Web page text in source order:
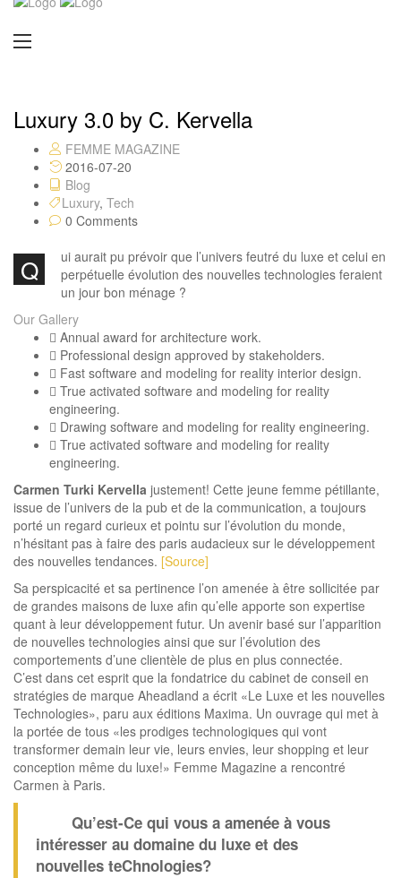
Luxury 3.0 by C. Kervella
FEMME MAGAZINE
2016-07-20
Blog
Luxury, Tech
0 Comments
Q
ui aurait pu prévoir que l’univers feutré du luxe et celui en
perpétuelle évolution des nouvelles technologies feraient
un jour bon ménage ?
Our Gallery
Annual award for architecture work.
Professional design approved by stakeholders.
Fast software and modeling for reality interior design.
True activated software and modeling for reality
engineering.
Drawing software and modeling for reality engineering.
True activated software and modeling for reality
engineering.
Carmen Turki Kervella justement! Cette jeune femme pétillante,
issue de l’univers de la pub et de la communication, a toujours
porté un regard curieux et pointu sur l’évolution du monde,
n’hésitant pas à faire des paris audacieux sur le développement
des nouvelles tendances. [Source]
Sa perspicacité et sa pertinence l’on amenée à être sollicitée par
de grandes maisons de luxe afin qu’elle apporte son expertise
quant à leur développement futur. Un avenir basé sur l’apparition
de nouvelles technologies ainsi que sur l’évolution des
comportements d’une clientèle de plus en plus connectée.
C’est dans cet esprit que la fondatrice du cabinet de conseil en
stratégies de marque Aheadland a écrit «Le Luxe et les nouvelles
Technologies», paru aux éditions Maxima. Un ouvrage qui met à
la portée de tous «les prodiges technologiques qui vont
transformer demain leur vie, leurs envies, leur shopping et leur
conception même du luxe!» Femme Magazine a rencontré
Carmen à Paris.
Qu’est-Ce qui vous a amenée à vous
intéresser au domaine du luxe et des
nouvelles teChnologies?